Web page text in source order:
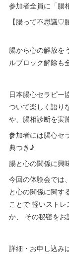
参加者全員に「腸
【腸って不思議♡
腸から心の解放を
ルブロック解除も
日本腸心セラピー
ついて楽しく語り
や、腸相診断を実
参加者には腸心セ
典つき♪
腸と心の関係に興
今回の体験会では
と心の関係に関
ことで 軽いスト
か、 その秘密を
詳細・お申し込み